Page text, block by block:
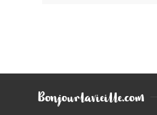
Bonjourlavieille.com